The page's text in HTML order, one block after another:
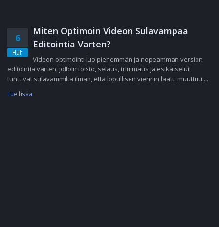
6
Huh
Miten Optimoin Videon Sulavampaa
Editointia Varten?
Videon optimointi luo pienemmän ja nopeamman version
editointia varten, jolloin toisto, selaus, trimmaus ja esikatselut
tuntuvat sulavammilta ilman, että lopullisen viennin laatu muuttuu....
Lue lisää